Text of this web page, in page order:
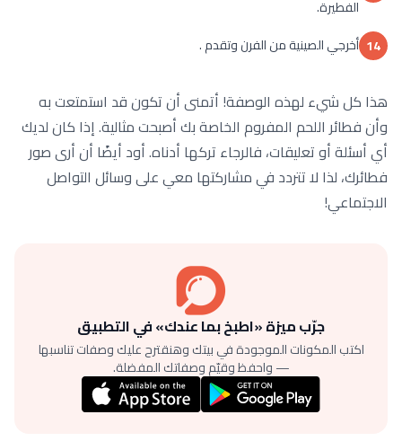
الفطيرة.
14 أخرجي الصينية من الفرن وتقدم .
هذا كل شيء لهذه الوصفة! أتمنى أن تكون قد استمتعت به
وأن فطائر اللحم المفروم الخاصة بك أصبحت مثالية. إذا كان لديك
أي أسئلة أو تعليقات، فالرجاء تركها أدناه. أود أيضًا أن أرى صور
فطائرك، لذا لا تتردد في مشاركتها معي على وسائل التواصل
الاجتماعي!
جرّب ميزة «اطبخ بما عندك» في التطبيق
اكتب المكونات الموجودة في بيتك وهنقترح عليك وصفات تناسبها
— واحفظ وقيّم وصفاتك المفضلة.